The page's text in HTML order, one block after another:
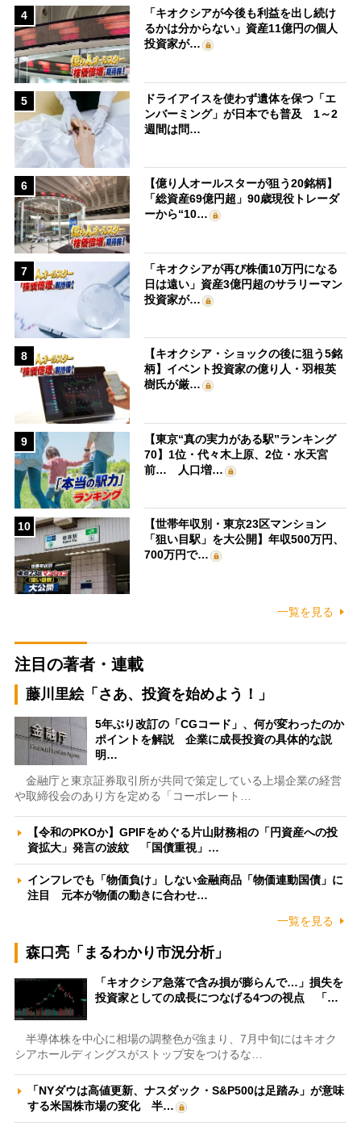
4
「キオクシアが今後も利益を出し続け
るかは分からない」資産11億円の個人
投資家が…
5
ドライアイスを使わず遺体を保つ「エ
ンバーミング」が日本でも普及 1～2
週間は問…
6
【億り人オールスターが狙う20銘柄】
「総資産69億円超」90歳現役トレーダ
ーから“10…
7
「キオクシアが再び株価10万円になる
日は遠い」資産3億円超のサラリーマン
投資家が…
8
【キオクシア・ショックの後に狙う5銘
柄】イベント投資家の億り人・羽根英
樹氏が厳…
9
【東京“真の実力がある駅”ランキング
70】1位・代々木上原、2位・水天宮
前… 人口増…
10
【世帯年収別・東京23区マンション
「狙い目駅」を大公開】年収500万円、
700万円で…
一覧を見る
注目の著者・連載
藤川里絵「さあ、投資を始めよう！」
5年ぶり改訂の「CGコード」、何が変わったのか
ポイントを解説 企業に成長投資の具体的な説
明…
金融庁と東京証券取引所が共同で策定している上場企業の経営
や取締役会のあり方を定める「コーポレート…
【令和のPKOか】GPIFをめぐる片山財務相の「円資産への投
資拡大」発言の波紋 「国債重視」…
インフレでも「物価負け」しない金融商品「物価連動国債」に
注目 元本が物価の動きに合わせ…
一覧を見る
森口亮「まるわかり市況分析」
「キオクシア急落で含み損が膨らんで…」損失を
投資家としての成長につなげる4つの視点 「…
半導体株を中心に相場の調整色が強まり、7月中旬にはキオク
シアホールディングスがストップ安をつけるな…
「NYダウは高値更新、ナスダック・S&P500は足踏み」が意味
する米国株市場の変化 半…